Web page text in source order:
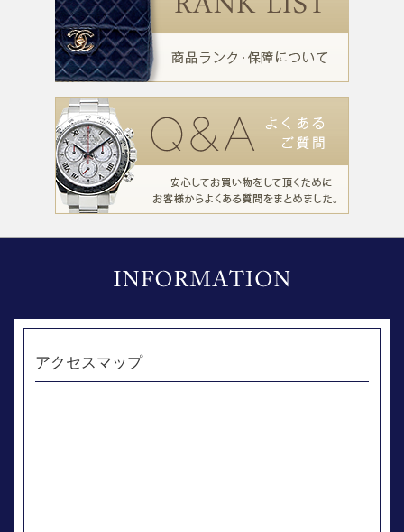
アクセスマップ